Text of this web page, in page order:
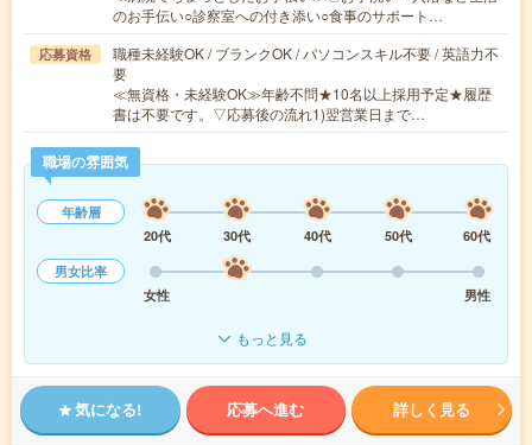
のお手伝い○診察室への付き添い○食事のサポート…
応募資格
職種未経験OK / ブランクOK / パソコンスキル不要 / 英語力不
要
≪無資格・未経験OK≫年齢不問★10名以上採用予定★履歴
書は不要です。▽応募後の流れ1)翌営業日まで…
職場の雰囲気
年齢層
20代
30代 40代 50代
60代
男女比率
女性
男性
もっと見る
気になる! 応募へ進む 詳しく見る